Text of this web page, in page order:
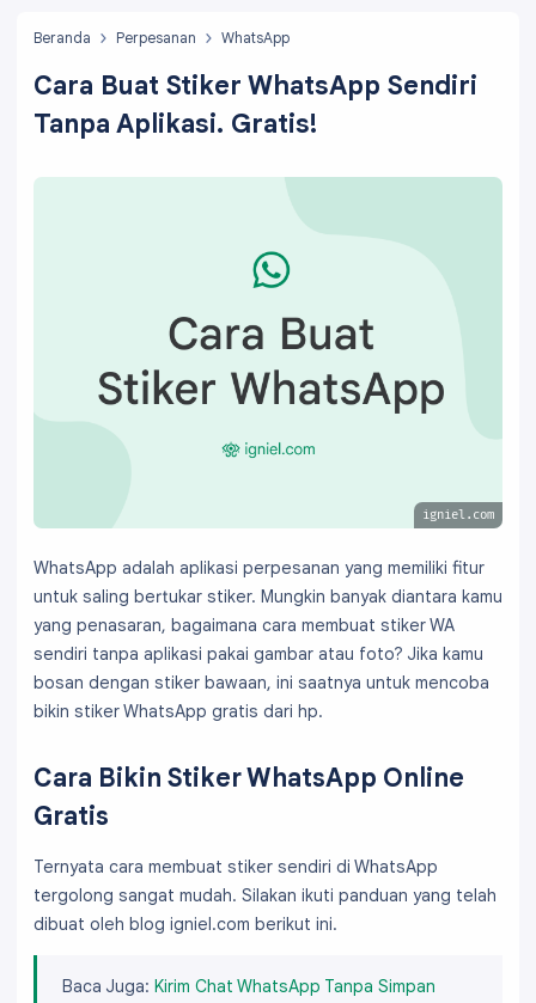
Beranda Perpesanan WhatsApp
Cara Buat Stiker WhatsApp Sendiri
Tanpa Aplikasi. Gratis!
igniel.com
WhatsApp adalah aplikasi perpesanan yang memiliki fitur
untuk saling bertukar stiker. Mungkin banyak diantara kamu
yang penasaran, bagaimana cara membuat stiker WA
sendiri tanpa aplikasi pakai gambar atau foto? Jika kamu
bosan dengan stiker bawaan, ini saatnya untuk mencoba
bikin stiker WhatsApp gratis dari hp.
Cara Bikin Stiker WhatsApp Online
Gratis
Ternyata cara membuat stiker sendiri di WhatsApp
tergolong sangat mudah. Silakan ikuti panduan yang telah
dibuat oleh blog igniel.com berikut ini.
Baca Juga: Kirim Chat WhatsApp Tanpa Simpan